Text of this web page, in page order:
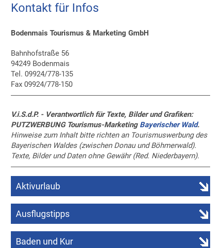
Kontakt für Infos
Bodenmais Tourismus & Marketing GmbH
Bahnhofstraße 56
94249 Bodenmais
Tel. 09924/778-135
Fax 09924/778-150
V.i.S.d.P. - Verantwortlich für Texte, Bilder und Grafiken:
PUTZWERBUNG Tourismus-Marketing Bayerischer Wald.
Hinweise zum Inhalt bitte richten an Tourismuswerbung des
Bayerischen Waldes (zwischen Donau und Böhmerwald).
Texte, Bilder und Daten ohne Gewähr (Red. Niederbayern).
Aktivurlaub
Ausflugstipps
Baden und Kur